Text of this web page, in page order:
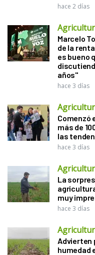
hace 2 días
Marcelo
de la
es bueno
años"
hace 3 días
Comenzó
más de
las
hace 3 días
La
muy
hace 3 días
Advierten
humedad